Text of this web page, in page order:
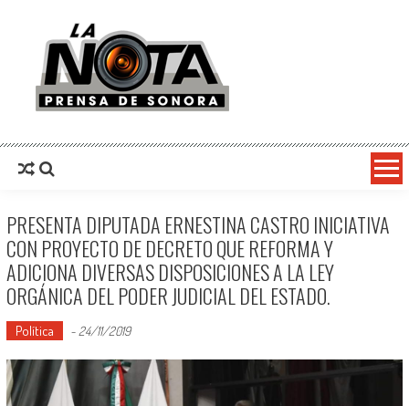
La Nota Prensa De Sonora
PRESENTA DIPUTADA ERNESTINA CASTRO INICIATIVA
CON PROYECTO DE DECRETO QUE REFORMA Y
ADICIONA DIVERSAS DISPOSICIONES A LA LEY
ORGÁNICA DEL PODER JUDICIAL DEL ESTADO.
Política - 24/11/2019